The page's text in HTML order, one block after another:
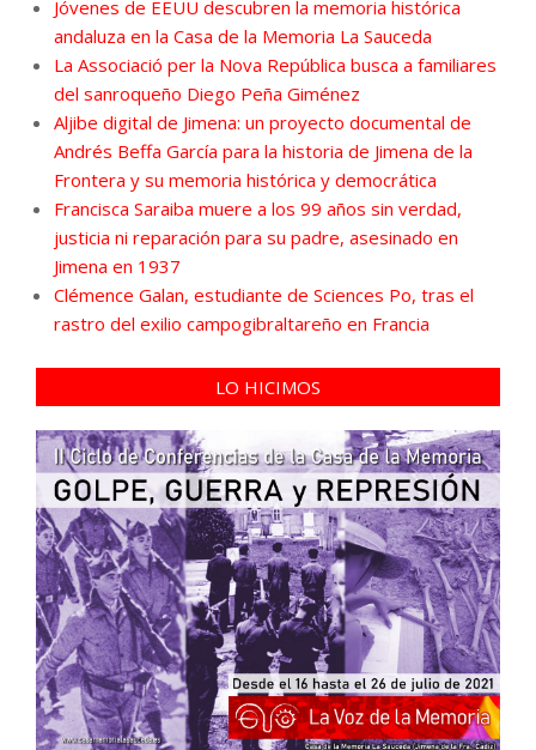
Jóvenes de EEUU descubren la memoria histórica
andaluza en la Casa de la Memoria La Sauceda
La Associació per la Nova República busca a familiares
del sanroqueño Diego Peña Giménez
Aljibe digital de Jimena: un proyecto documental de
Andrés Beffa García para la historia de Jimena de la
Frontera y su memoria histórica y democrática
Francisca Saraiba muere a los 99 años sin verdad,
justicia ni reparación para su padre, asesinado en
Jimena en 1937
Clémence Galan, estudiante de Sciences Po, tras el
rastro del exilio campogibraltareño en Francia
LO HICIMOS